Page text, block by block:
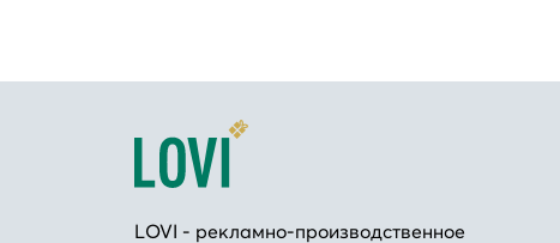
LOVI - рекламно-производственное